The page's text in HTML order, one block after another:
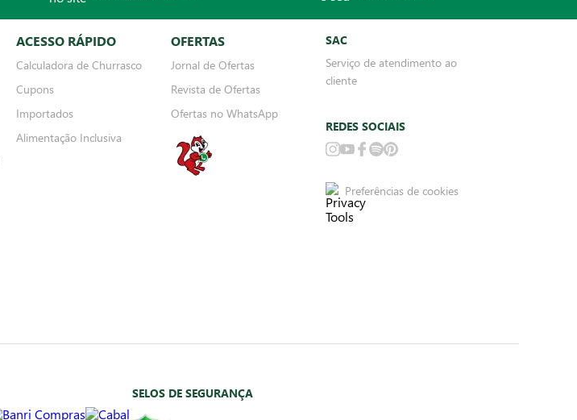
ACESSO RÁPIDO
Calculadora de Churrasco
Cupons
Importados
Alimentação Inclusiva
OFERTAS
Jornal de Ofertas
Revista de Ofertas
Ofertas no WhatsApp
SAC
Serviço de atendimento ao
cliente
REDES SOCIAIS
Preferências de cookies
SELOS DE SEGURANÇA